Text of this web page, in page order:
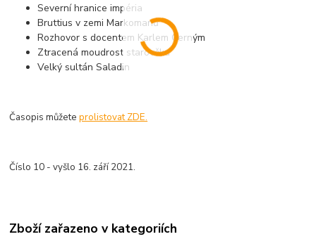
Severní hranice impéria
Bruttius v zemi Markomanů
Rozhovor s docentem Karlem Černým
Ztracená moudrost starověku
Velký sultán Saladin
Časopis můžeteprolistovat ZDE.
Číslo 10 - vyšlo 16. září 2021.
Zboží zařazeno v kategoriích